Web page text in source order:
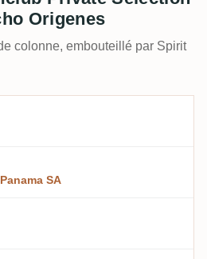
Origenes
colonne, embouteillé par Spirit
SA